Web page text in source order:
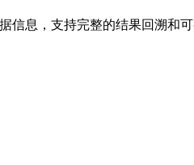
信息，支持完整的结果回溯和可